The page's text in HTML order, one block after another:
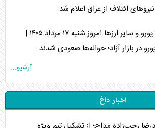
ائتلاف از عراق اعلام شد
آخرین قیمت دلار، یورو و سایر ارز‌ها امروز شنبه ۱۷ مرداد ۱۴۰۵ |
در بازار آزاد؛ حواله‌ها صعودی شدند
آرشیو...
اخبار داغ